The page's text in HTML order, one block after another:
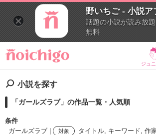
野いちご - 小説ア
話題の小説が読み放
無料
ジュ
小説を探す
「ガールズラブ」の作品一覧・人気順
条件
ガールズラブ |
対象 タイトル, キーワード, 作